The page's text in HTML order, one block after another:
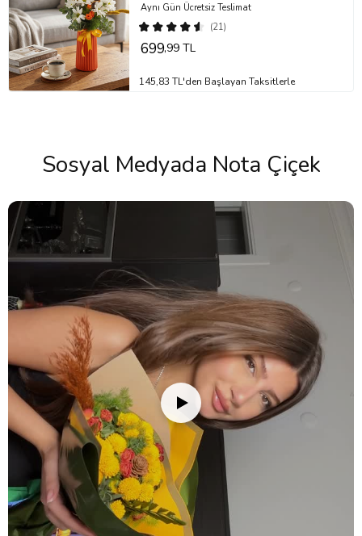
(21)
Aynı Gün Ücretsiz Teslimat
699,99 TL
145,83 TL'den Başlayan Taksitlerle
Sosyal Medyada Nota Çiçek